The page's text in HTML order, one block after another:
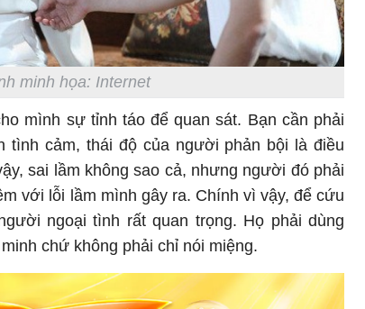
minh họa: Internet
mình sự tỉnh táo để quan sát. Bạn cần phải
tình cảm, thái độ của người phản bội là điều
sai lầm không sao cả, nhưng người đó phải
với lỗi lầm mình gây ra. Chính vì vậy, để cứu
ngoại tình rất quan trọng. Họ phải dùng
chứ không phải chỉ nói miệng.